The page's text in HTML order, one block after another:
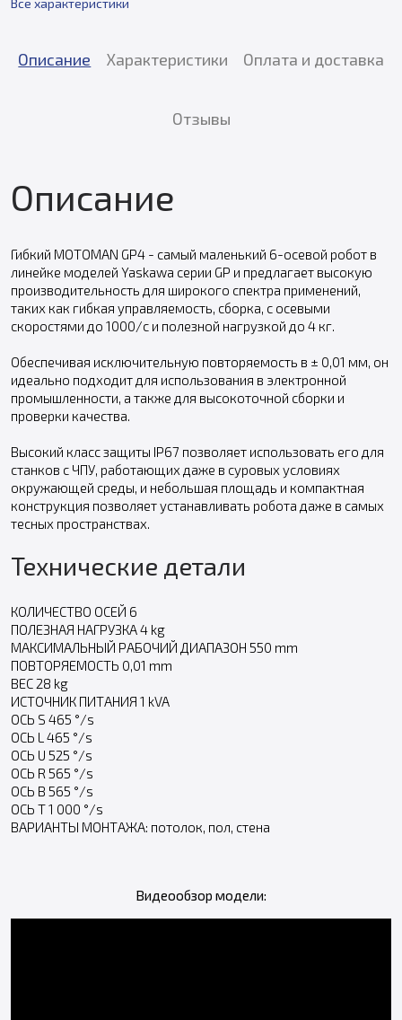
Описание Характеристики Оплата и доставка
Отзывы
Описание
Гибкий MOTOMAN GP4 - самый маленький 6-осевой робот в
линейке моделей Yaskawa серии GP и предлагает высокую
производительность для широкого спектра применений,
таких как гибкая управляемость, сборка, с осевыми
скоростями до 1000/с и полезной нагрузкой до 4 кг.
Обеспечивая исключительную повторяемость в ± 0,01 мм, он
идеально подходит для использования в электронной
промышленности, а также для высокоточной сборки и
проверки качества.
Высокий класс защиты IP67 позволяет использовать его для
станков с ЧПУ, работающих даже в суровых условиях
окружающей среды, и небольшая площадь и компактная
конструкция позволяет устанавливать робота даже в самых
тесных пространствах.
Технические детали
КОЛИЧЕСТВО ОСЕЙ 6
ПОЛЕЗНАЯ НАГРУЗКА 4 kg
МАКСИМАЛЬНЫЙ РАБОЧИЙ ДИАПАЗОН 550 mm
ПОВТОРЯЕМОСТЬ 0,01 mm
ВЕС 28 kg
ИСТОЧНИК ПИТАНИЯ 1 kVA
ОСЬ S 465 °/s
ОСЬ L 465 °/s
ОСЬ U 525 °/s
ОСЬ R 565 °/s
ОСЬ B 565 °/s
ОСЬ T 1 000 °/s
ВАРИАНТЫ МОНТАЖА: потолок, пол, стена
Видеообзор модели: